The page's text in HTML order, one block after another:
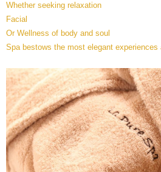
Whether seeking relaxation
Facial
Or Wellness of body and soul
Spa bestows the most elegant experiences